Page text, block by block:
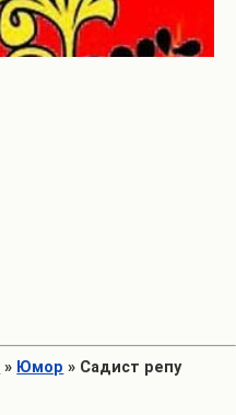
» Юмор » Садист репу